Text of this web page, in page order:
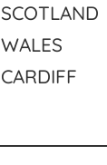
SCOTLAND
WALES
CARDIFF